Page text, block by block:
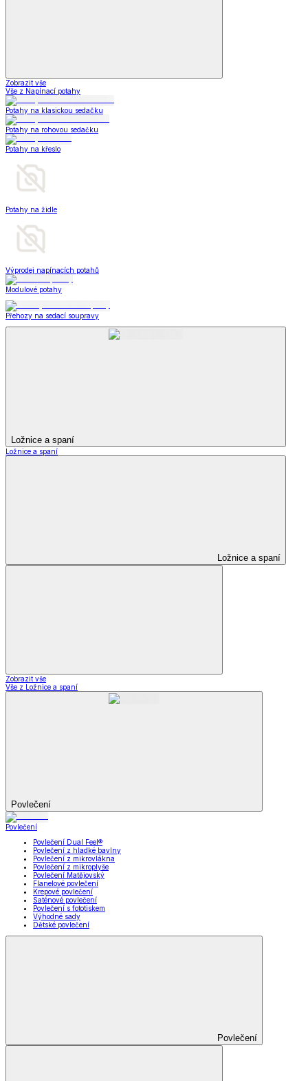
Zobrazit vše
Vše z Napínací potahy
Potahy na klasickou sedačku
Potahy na rohovou sedačku
Potahy na křeslo
Potahy na židle
Výprodej napínacích potahů
Modulové potahy
Přehozy na sedací soupravy
Ložnice a spaní
Ložnice a spaní
Ložnice a spaní
Zobrazit vše
Vše z Ložnice a spaní
Povlečení
Povlečení
Povlečení Dual Feel®
Povlečení z hladké bavlny
Povlečení z mikrovlákna
Povlečení z mikroplyše
Povlečení Matějovský
Flanelové povlečení
Krepové povlečení
Saténové povlečení
Povlečení s fototiskem
Výhodné sady
Dětské povlečení
Povlečení